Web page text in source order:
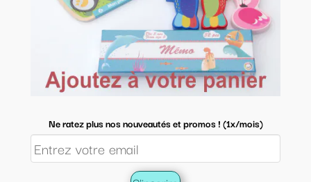
Ne ratez plus nos nouveautés et promos ! (1x/mois)